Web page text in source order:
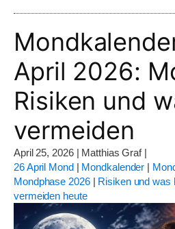
April 2026:
Risiken und
vermeiden
April 25, 2026| Matthias Graf|
26 April Mond| Mondkalender |
Mondphase 2026| Risiken und was
vermeiden heute